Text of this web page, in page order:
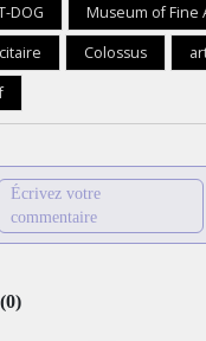
DOG
Museum of Fine
Colossus
Écrivez votre
commentaire
(0)